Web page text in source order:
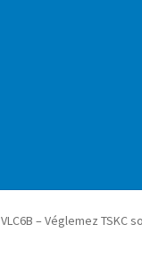
VLC6B – Véglemez TSKC